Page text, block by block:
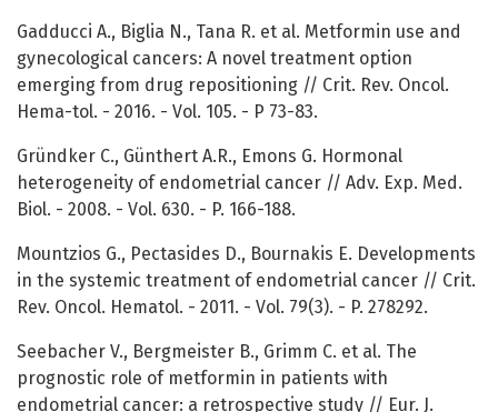
Gadducci A., Biglia N., Tana R. et al. Metformin use and
gynecological cancers: A novel treatment option
emerging from drug repositioning // Crit. Rev. Oncol.
Hema-tol. - 2016. - Vol. 105. - P 73-83.
Gründker C., Günthert A.R., Emons G. Hormonal
heterogeneity of endometrial cancer // Adv. Exp. Med.
Biol. - 2008. - Vol. 630. - P. 166-188.
Mountzios G., Pectasides D., Bournakis E. Developments
in the systemic treatment of endometrial cancer // Crit.
Rev. Oncol. Hematol. - 2011. - Vol. 79(3). - P. 278292.
Seebacher V., Bergmeister B., Grimm C. et al. The
prognostic role of metformin in patients with
endometrial cancer: a retrospective study // Eur. J.